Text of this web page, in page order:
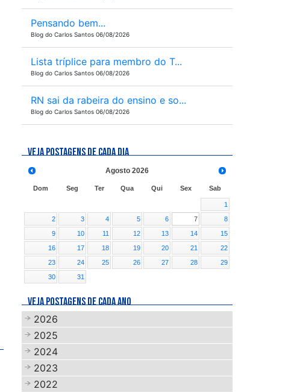
Pensando bem...
Blog do Carlos Santos 06/08/2026
Lista tríplice para membro do T...
Blog do Carlos Santos 06/08/2026
RN sai da rabeira do ensino e so...
Blog do Carlos Santos 06/08/2026
VEJA POSTAGENS DE CADA DIA
Agosto 2026
Dom Seg Ter Qua Qui Sex Sab
1
2
3 4 5 6 7
8
9
10 11 12 13 14
15
16
17 18 19 20 21
22
23
24 25 26 27 28
29
30
31
VEJA POSTAGENS DE CADA ANO
2026
2025
2024
2023
2022